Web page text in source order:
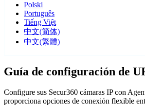
Polski
Português
Tiếng Việt
中文(简体)
中文(繁體)
Guía de configuración de
Configure sus Secur360 cámaras IP con
proporciona opciones de conexión flexible